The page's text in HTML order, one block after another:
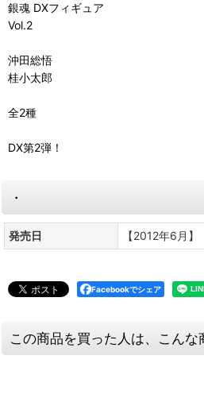
銀魂 DXフィギュア
Vol.2
沖田総悟
桂小太郎
全2種
DX第2弾！
・
発売日 【2012年6月】
Facebookでシェア
この商品を買った人は、こん